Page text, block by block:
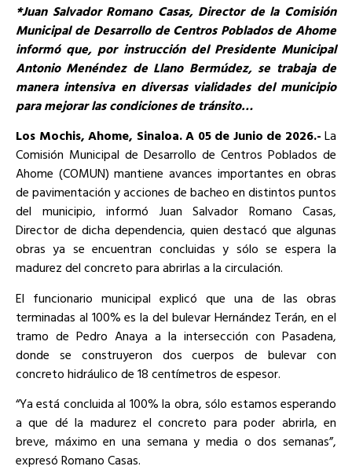
*Juan Salvador Romano Casas, Director de la Comisión
Municipal de Desarrollo de Centros Poblados de Ahome
informó que, por instrucción del Presidente Municipal
Antonio Menéndez de Llano Bermúdez, se trabaja de
manera intensiva en diversas vialidades del municipio
para mejorar las condiciones de tránsito…
Los Mochis, Ahome, Sinaloa. A 05 de Junio de 2026.- La
Comisión Municipal de Desarrollo de Centros Poblados de
Ahome (COMUN) mantiene avances importantes en obras
de pavimentación y acciones de bacheo en distintos puntos
del municipio, informó Juan Salvador Romano Casas,
Director de dicha dependencia, quien destacó que algunas
obras ya se encuentran concluidas y sólo se espera la
madurez del concreto para abrirlas a la circulación.
El funcionario municipal explicó que una de las obras
terminadas al 100% es la del bulevar Hernández Terán, en el
tramo de Pedro Anaya a la intersección con Pasadena,
donde se construyeron dos cuerpos de bulevar con
concreto hidráulico de 18 centímetros de espesor.
“Ya está concluida al 100% la obra, sólo estamos esperando
a que dé la madurez el concreto para poder abrirla, en
breve, máximo en una semana y media o dos semanas”,
expresó Romano Casas.